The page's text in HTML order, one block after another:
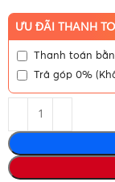
ƯU ĐÃI THANH
Thanh toán
Trả góp 0%